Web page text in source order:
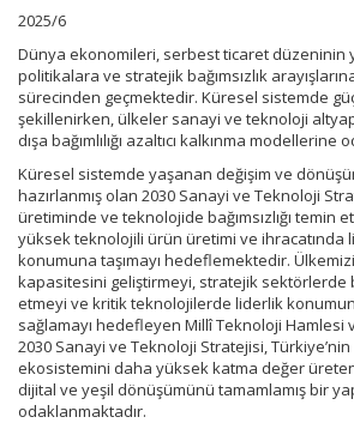
2025/6
Dünya ekonomileri, serbest ticaret düzeninin
politikalara ve stratejik bağımsızlık
sürecinden geçmektedir. Küresel sistemde
şekillenirken, ülkeler sanayi ve teknoloji
dışa bağımlılığı azaltıcı kalkınma modellerine
Küresel sistemde yaşanan değişim ve
hazırlanmış olan 2030 Sanayi ve Teknoloji
üretiminde ve teknolojide bağımsızlığı temin
yüksek teknolojili ürün üretimi ve ihracatında
konumuna taşımayı hedeflemektedir.
kapasitesini geliştirmeyi, stratejik sektörlerde
etmeyi ve kritik teknolojilerde liderlik
sağlamayı hedefleyen Millî Teknoloji
2030 Sanayi ve Teknoloji Stratejisi,
ekosistemini daha yüksek katma değer
dijital ve yeşil dönüşümünü tamamlamış bir
odaklanmaktadır.